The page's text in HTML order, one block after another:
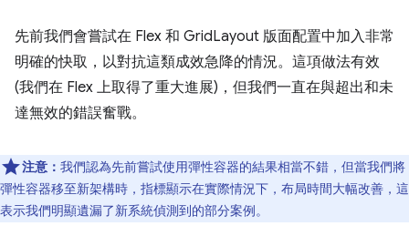
先前我們會嘗試在 Flex 和 GridLayout 版面配置中加入非常
明確的快取，以對抗這類成效急降的情況。這項做法有效
(我們在 Flex 上取得了重大進展)，但我們一直在與超出和未
達無效的錯誤奮戰。
注意： 我們認為先前嘗試使用彈性容器的結果相當不錯，但當我們將
彈性容器移至新架構時，指標顯示在實際情況下，布局時間大幅改善，這
表示我們明顯遺漏了新系統偵測到的部分案例。